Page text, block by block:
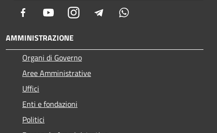
Facebook YoutubeInstagram Telegram
AMMINISTRAZIONE
Organi di Governo
Aree Amministrative
Uffici
Enti e fondazioni
Politici